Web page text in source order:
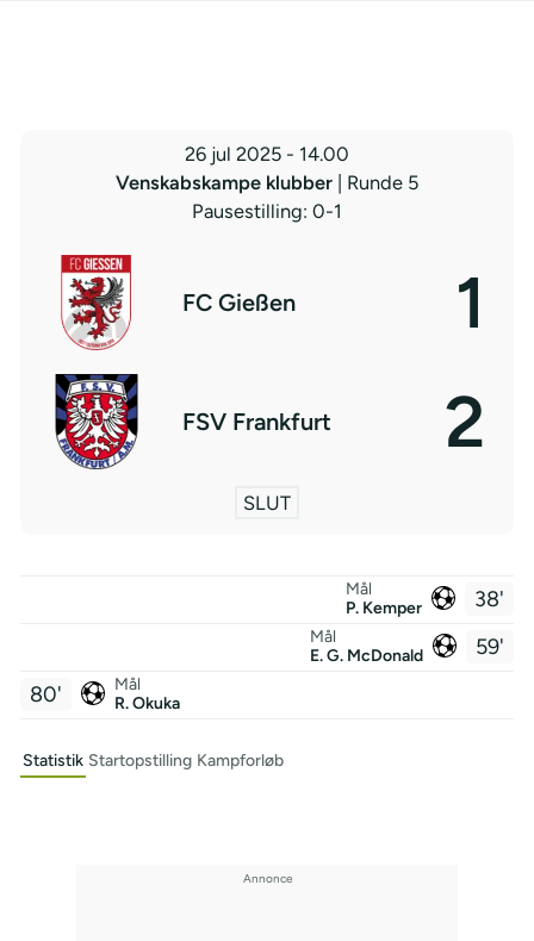
26 jul 2025 - 14.00
Venskabskampe klubber
| Runde 5
Pausestilling: 0-1
FC Gießen 1
FSV Frankfurt 2
SLUT
38'
Mål
P. Kemper
59'
Mål
E. G. McDonald
Mål
R. Okuka
80'
Statistik Startopstilling Kampforløb